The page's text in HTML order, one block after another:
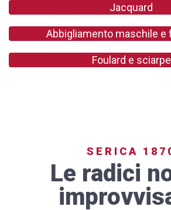
Jacquard
Abbigliamento maschile e
Foulard e sciarpe
SERICA
Le radici